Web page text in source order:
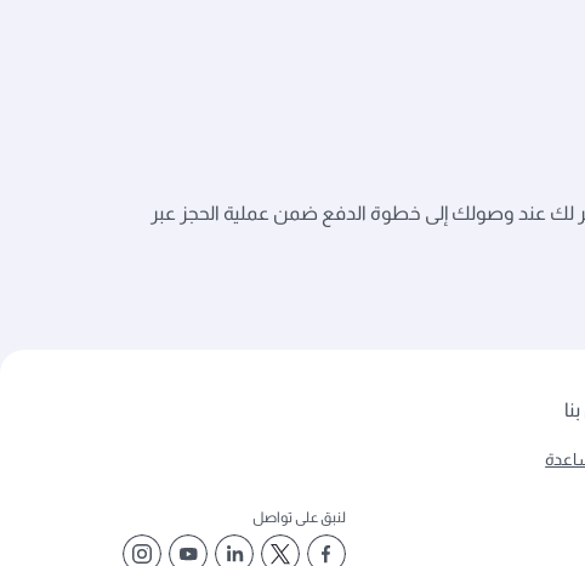
لك عند وصولك إلى خطوة الدفع ضمن عملية الحجز عبر
لنبق على تواصل